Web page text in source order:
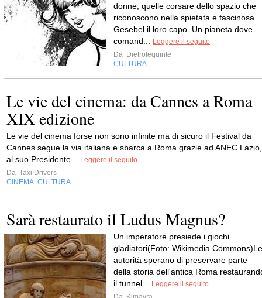
donne, quelle corsare dello spazio che
riconoscono nella spietata e fascinosa
Gesebel il loro capo. Un pianeta dove
comand...
Leggere il seguito
Da Dietrolequinte
CULTURA
Le vie del cinema: da Cannes a Roma
XIX edizione
Le vie del cinema forse non sono infinite ma di sicuro il Festival da
Cannes segue la via italiana e sbarca a Roma grazie ad ANEC Lazio,
al suo Presidente...
Leggere il seguito
Da Taxi Drivers
CINEMA CULTURA
Sarà restaurato il Ludus Magnus?
Un imperatore presiede i giochi
gladiatori(Foto: Wikimedia Commons)Le
autorità sperano di preservare parte
della storia dell'antica Roma
il tunnel...
Leggere il seguito